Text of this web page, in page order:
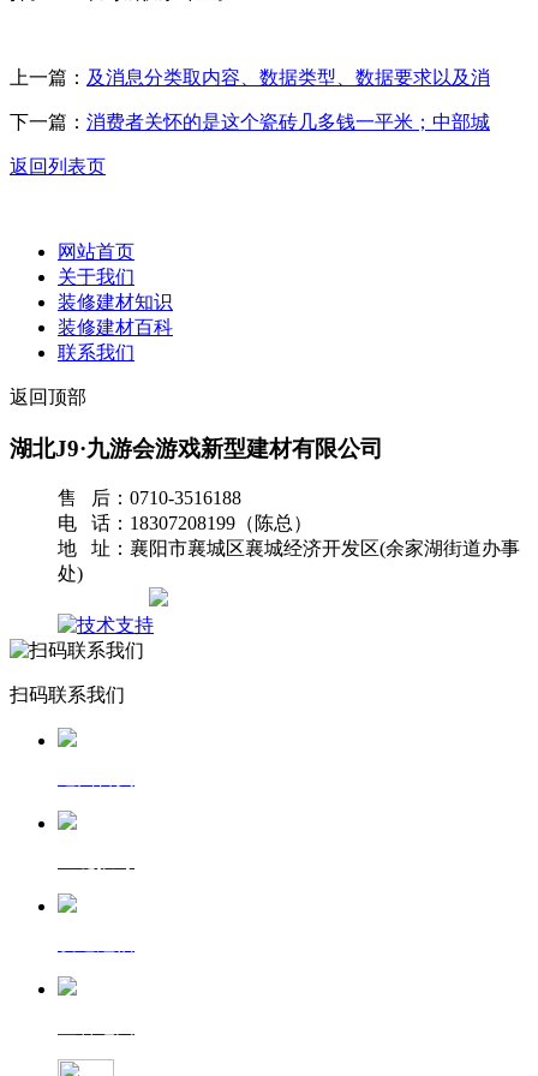
上一篇： 及消息分类取内容、数据类型、数据要求以及消
下一篇： 消费者关怀的是这个瓷砖几多钱一平米；中部城
返回列表页
网站首页
关于我们
装修建材知识
装修建材百科
联系我们
返回顶部
湖北J9·九游会游戏新型建材有限公司
售 后：0710-3516188
电 话：18307208199（陈总）
地 址：襄阳市襄城区襄城经济开发区(余家湖街道办事
处)
扫码联系我们